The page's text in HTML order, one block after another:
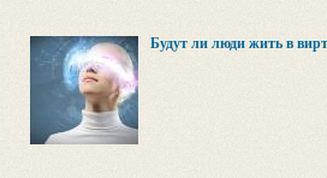
Будут ли люди жить в